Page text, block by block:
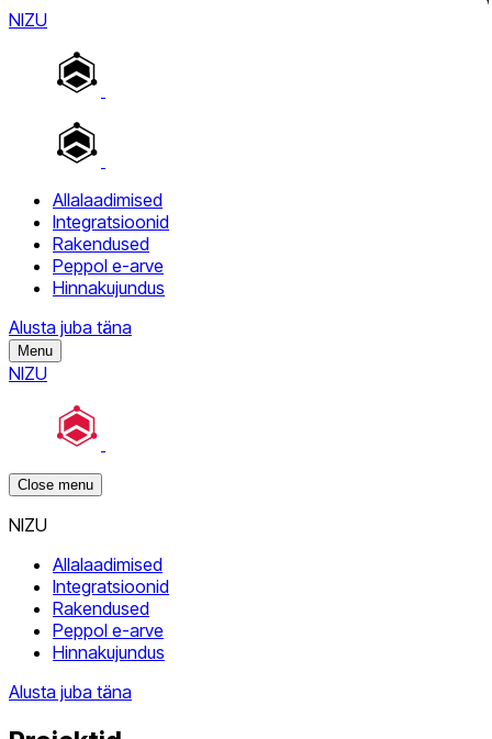
NIZU
Allalaadimised
Integratsioonid
Rakendused
Peppol e-arve
Hinnakujundus
Alusta juba täna
Menu
NIZU
Close menu
NIZU
Allalaadimised
Integratsioonid
Rakendused
Peppol e-arve
Hinnakujundus
Alusta juba täna